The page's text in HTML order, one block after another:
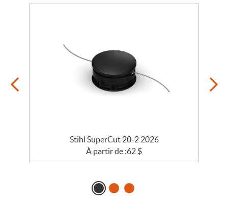
Stihl SuperCut 20-2 2026
À partir de :62 $